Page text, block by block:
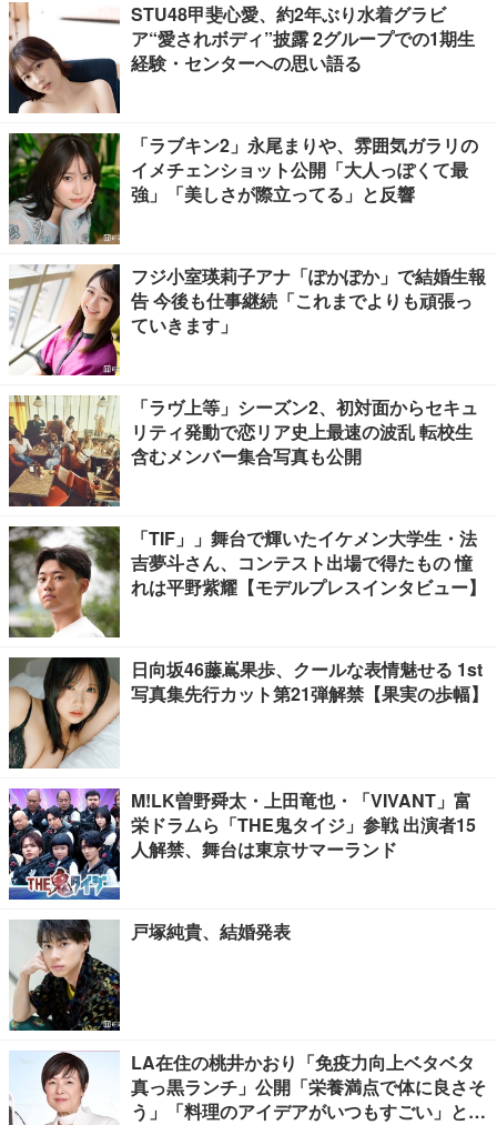
STU48甲斐心愛、約2年ぶり水着グラビ
ア“愛されボディ”披露 2グループでの1期生
経験・センターへの思い語る
「ラブキン2」永尾まりや、雰囲気ガラリの
イメチェンショット公開「大人っぽくて最
強」「美しさが際立ってる」と反響
フジ小室瑛莉子アナ「ぽかぽか」で結婚生報
告 今後も仕事継続「これまでよりも頑張っ
ていきます」
「ラヴ上等」シーズン2、初対面からセキュ
リティ発動で恋リア史上最速の波乱 転校生
含むメンバー集合写真も公開
「TIF」」舞台で輝いたイケメン大学生・法
吉夢斗さん、コンテスト出場で得たもの 憧
れは平野紫耀【モデルプレスインタビュー】
日向坂46藤嶌果歩、クールな表情魅せる 1st
写真集先行カット第21弾解禁【果実の歩幅】
M!LK曽野舜太・上田竜也・「VIVANT」富
栄ドラムら「THE鬼タイジ」参戦 出演者15
人解禁、舞台は東京サマーランド
戸塚純貴、結婚発表
LA在住の桃井かおり「免疫力向上ベタベタ
真っ黒ランチ」公開「栄養満点で体に良さそ
う」「料理のアイデアがいつもすごい」と反